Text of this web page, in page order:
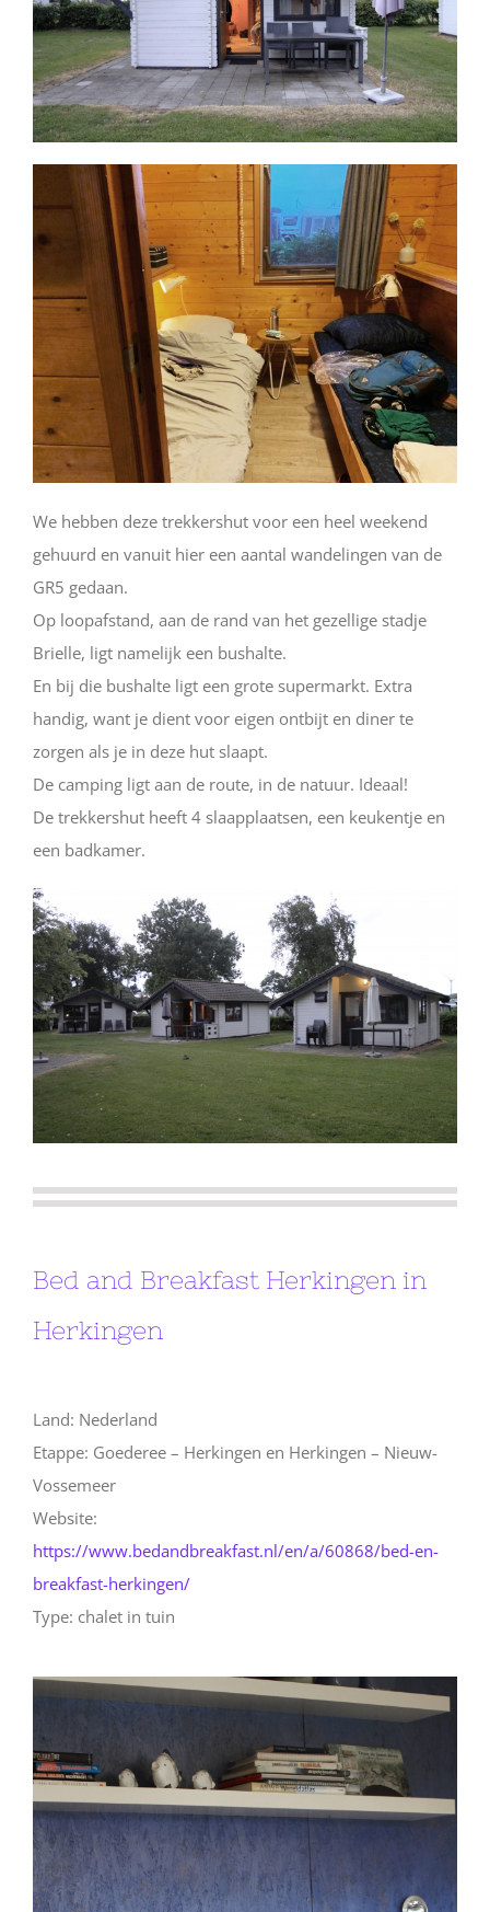
We hebben deze trekkershut voor een heel weekend
gehuurd en vanuit hier een aantal wandelingen van de
GR5 gedaan.
Op loopafstand, aan de rand van het gezellige stadje
Brielle, ligt namelijk een bushalte.
En bij die bushalte ligt een grote supermarkt. Extra
handig, want je dient voor eigen ontbijt en diner te
zorgen als je in deze hut slaapt.
De camping ligt aan de route, in de natuur. Ideaal!
De trekkershut heeft 4 slaapplaatsen, een keukentje en
een badkamer.
Bed and Breakfast Herkingen in
Herkingen
Land: Nederland
Etappe: Goederee – Herkingen en Herkingen – Nieuw-
Vossemeer
Website:
https://www.bedandbreakfast.nl/en/a/60868/bed-en-
breakfast-herkingen/
Type: chalet in tuin